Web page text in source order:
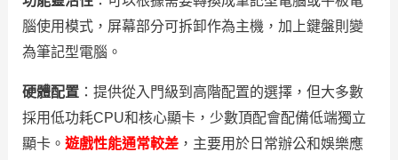
腦使用模式，屏幕部分可拆卸作為主機，加上鍵盤則變
為筆記型電腦。
硬體配置：提供從入門級到高階配置的選擇，但大多數
採用低功耗CPU和核心顯卡，少數頂配會配備低端獨立
顯卡。 遊戲性能通常較差，主要用於日常辦公和娛樂應